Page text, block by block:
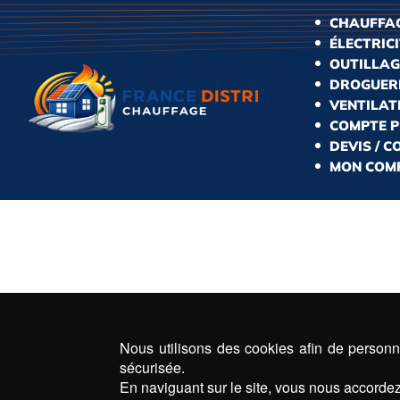
COMPTE
DEVIS /
MON
Nous utilisons des cookies afin de
sécurisée.
En naviguant sur le site, vous nous